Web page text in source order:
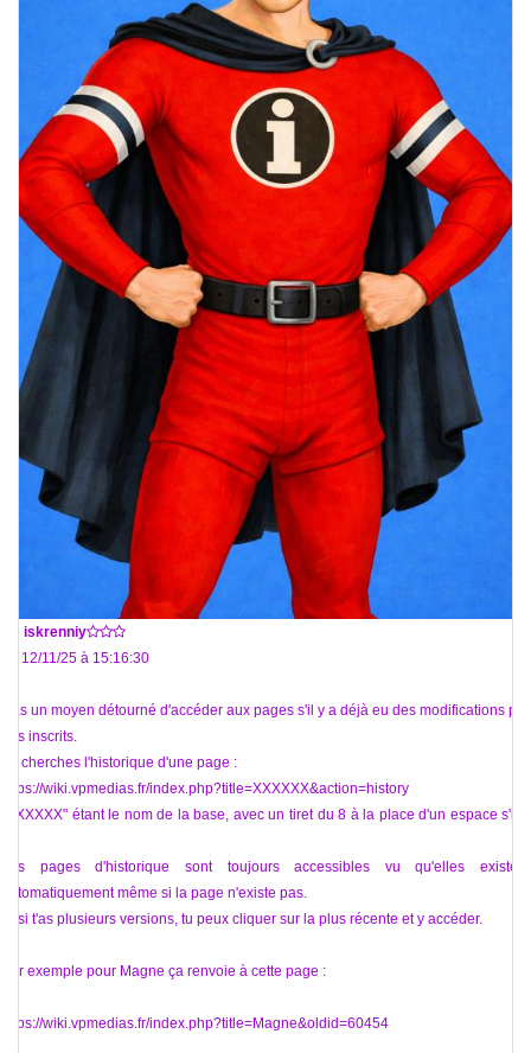
iskrenniy
Le 12/11/25 à 15:16:30
T'as un moyen détourné d'accéder aux pages s'il y a déjà eu des modifications par
des inscrits.
Tu cherches l'historique d'une page :
https://wiki.vpmedias.fr/index.php?title=XXXXXX&action=history
"XXXXXX" étant le nom de la base, avec un tiret du 8 à la place d'un espace s'il y
Les pages d'historique sont toujours accessibles vu qu'elles existent
automatiquement même si la page n'existe pas.
Et si t'as plusieurs versions, tu peux cliquer sur la plus récente et y accéder.
Par exemple pour Magne ça renvoie à cette page :
https://wiki.vpmedias.fr/index.php?title=Magne&oldid=60454